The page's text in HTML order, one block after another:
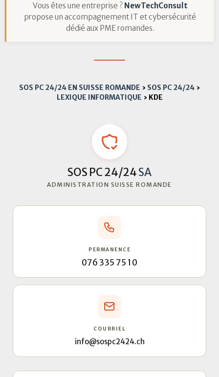
Vous êtes une entreprise ? NewTechConsult
propose un accompagnement IT et cybersécurité
dédié aux PME romandes.
SOS PC 24/24 EN SUISSE ROMANDE › SOS PC 24/24 ›
LEXIQUE INFORMATIQUE › KDE
SOS PC 24/24SA
ADMINISTRATION SUISSE ROMANDE
PERMANENCE
076 335 75 10
COURRIEL
info@sospc2424.ch